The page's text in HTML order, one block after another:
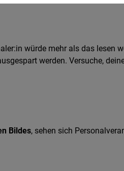
würde mehr als das lesen
werden. Versuche,
Bildes, sehen sich